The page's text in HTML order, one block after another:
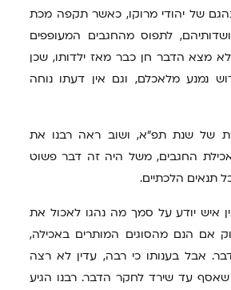
של יהודי מרוקו, כאשר תקפה מכת
לתפוס מהחגבים המעופפים
לא מצא הדבר חן כבר מאז ילדותו, שכן
נמנע מלאכלם, וגם אין דעתו נוחה
של שנת תפ"א, ושוב ראה רבנו את
החגבים, משל היה זה דבר פשוט
תנאים הלכתיים.
איש יודע על סמך מה נהגו לאכול את
אם הנם מהסוגים המותרים באכילה,
אבל בענותו כי רבה, עדין לא רצה
שאסף עד שירד לחקר הדבר. רבנו הגיע